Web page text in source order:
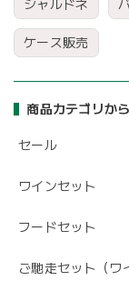
シャルドネ
ケース販売
商品カテゴリか
セール
ワインセット
フードセット
ご馳走セット（ワ